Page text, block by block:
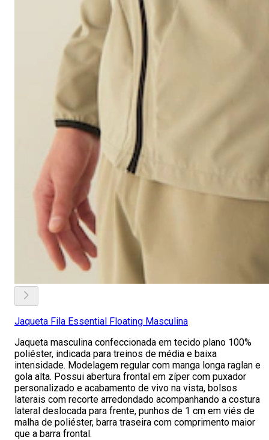
Jaqueta Fila Essential Floating Masculina
Jaqueta masculina confeccionada em tecido plano 100%
poliéster, indicada para treinos de média e baixa
intensidade. Modelagem regular com manga longa raglan e
gola alta. Possui abertura frontal em zíper com puxador
personalizado e acabamento de vivo na vista, bolsos
laterais com recorte arredondado acompanhando a costura
lateral deslocada para frente, punhos de 1 cm em viés de
malha de poliéster, barra traseira com comprimento maior
que a barra frontal.